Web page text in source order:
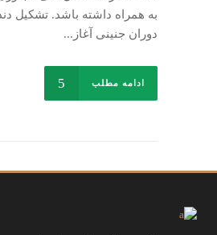
به همراه داشته باشد. تشکیل
دوران جنینی آغاز...
ادامه مطلب